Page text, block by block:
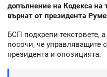
допълнение на Кодекса на
върнат от президента
БСП подкрепи текстовете,
посочи, че управляващите
президента и опозицията.